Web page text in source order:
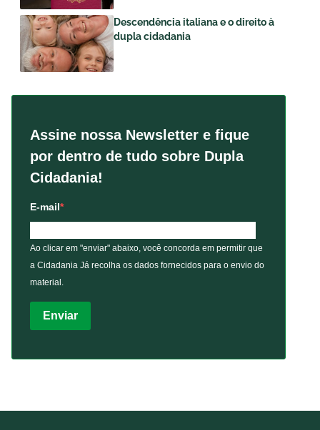
Descendência italiana e o direito à
dupla cidadania
Assine nossa Newsletter e fique
por dentro de tudo sobre Dupla
Cidadania!
E-mail
Ao clicar em "enviar" abaixo, você concorda em permitir que
a Cidadania Já recolha os dados fornecidos para o envio do
material.
Enviar